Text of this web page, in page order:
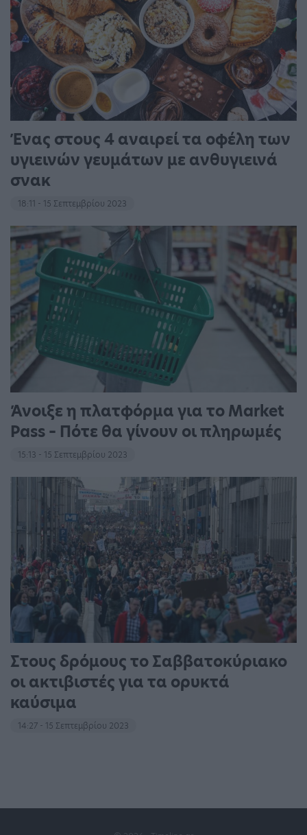
Ένας στους 4 αναιρεί τα οφέλη των
υγιεινών γευμάτων με ανθυγιεινά
σνακ
18:11 - 15 Σεπτεμβρίου 2023
Άνοιξε η πλατφόρμα για το Market
Pass – Πότε θα γίνουν οι πληρωμές
15:13 - 15 Σεπτεμβρίου 2023
Στους δρόμους το Σαββατοκύριακο
οι ακτιβιστές για τα ορυκτά
καύσιμα
14:27 - 15 Σεπτεμβρίου 2023